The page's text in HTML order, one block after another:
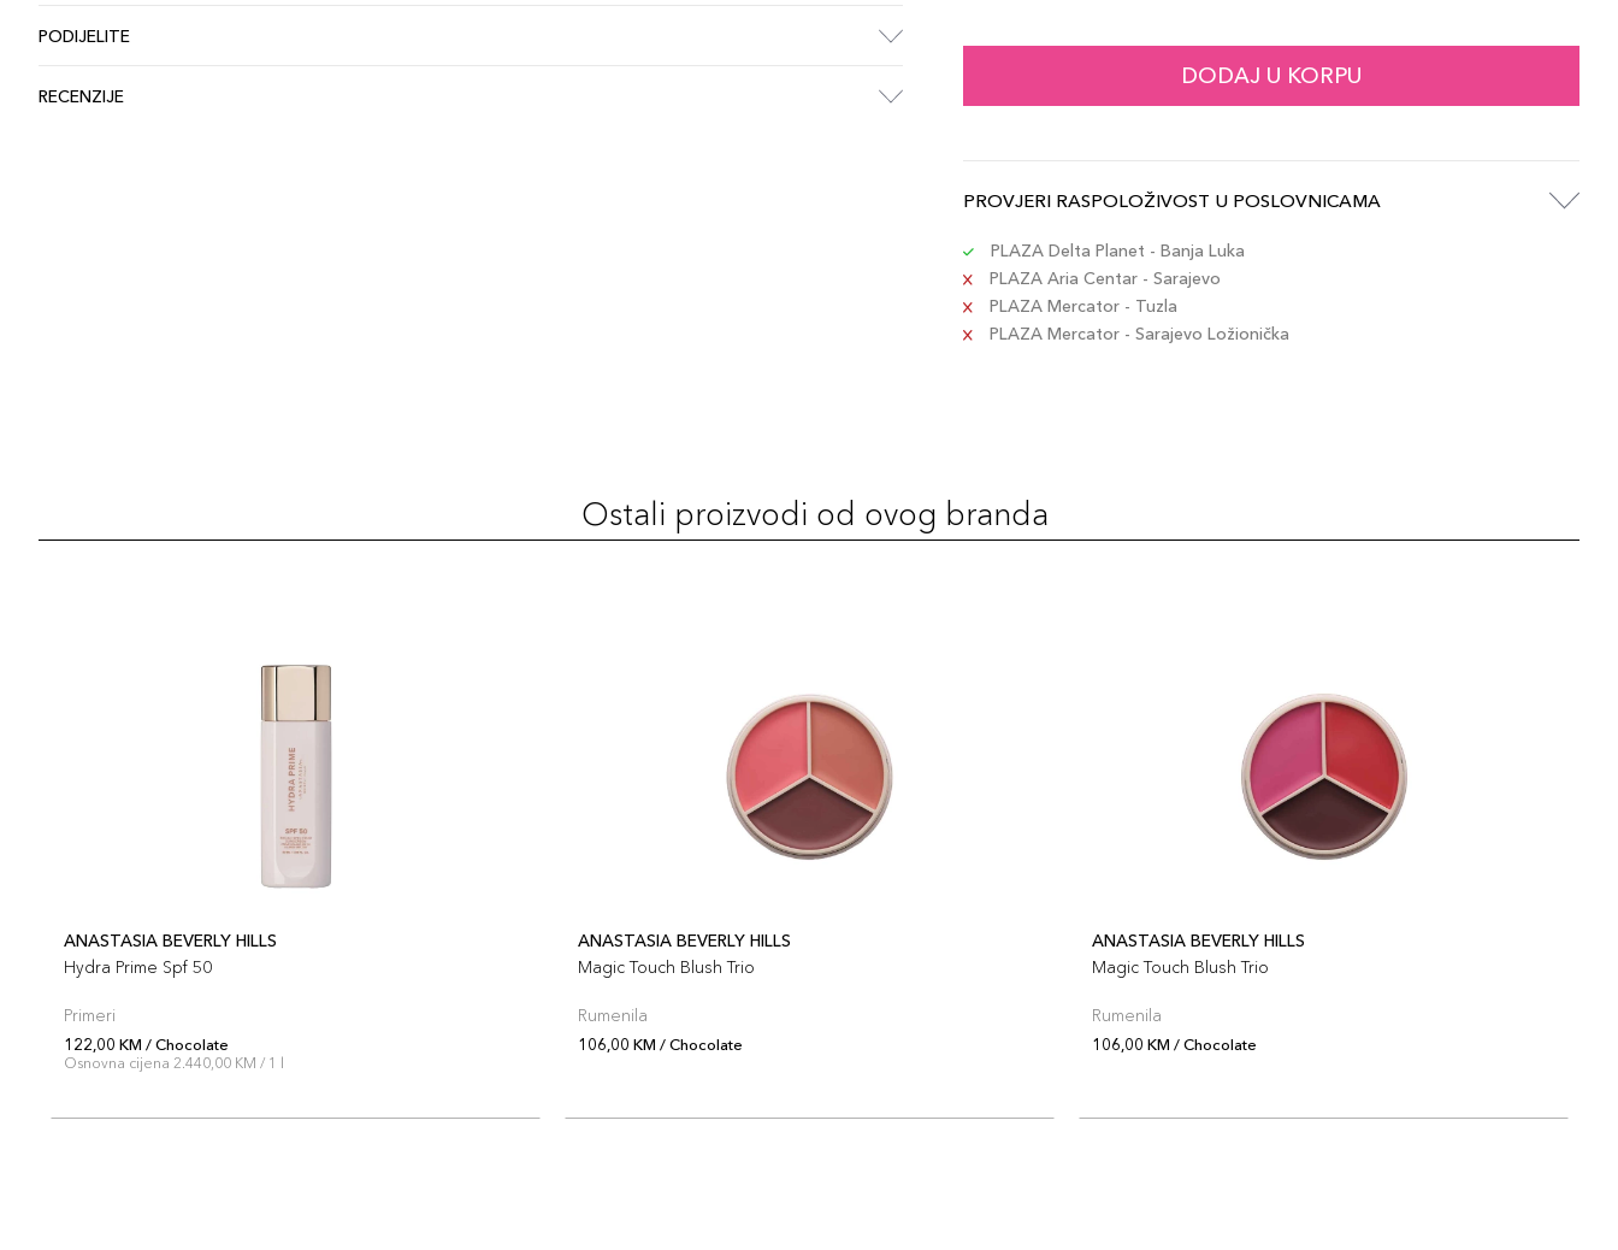
PODIJELITE
RECENZIJE Chocolate 61,00 KM
Medium Brown
Šifra artikla 689304040174
61,00 KM
DODAJ U KORPU
PROVJERI RASPOLOŽIVOST U POSLOVNICAMA
PLAZA Delta Planet - Banja Luka
PLAZA Aria Centar - Sarajevo
PLAZA Mercator - Tuzla
PLAZA Mercator - Sarajevo Ložionička
Ostali proizvodi od ovog branda
ANASTASIA BEVERLY HILLS
Hydra Prime Spf 50
Primeri
122,00 KM / Chocolate
Osnovna cijena 2.440,00 KM / 1 l
ANASTASIA BEVERLY HILLS
Magic Touch Blush Trio
Rumenila
106,00 KM / Chocolate
ANASTASIA BEVERLY HILLS
Magic Touch Blush Trio
Rumenila
106,00 KM / Chocolate